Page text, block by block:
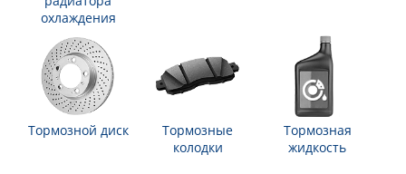
охлаждения
Тормозной диск
Тормозные
колодки
Тормозная
жидкость